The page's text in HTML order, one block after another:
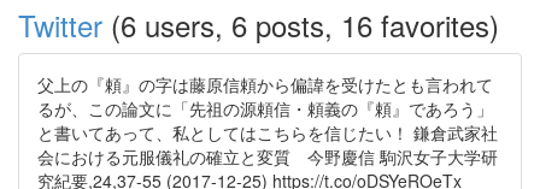
Twitter (6 users, 6 posts, 16 favorites)
父上の『頼』の字は藤原信頼から偏諱を受けたとも言われて
るが、この論文に「先祖の源頼信・頼義の『頼』であろう」
と書いてあって、私としてはこちらを信じたい！ 鎌倉武家社
会における元服儀礼の確立と変質 今野慶信 駒沢女子大学研
究紀要,24,37-55 (2017-12-25) https://t.co/oDSYeROeTx